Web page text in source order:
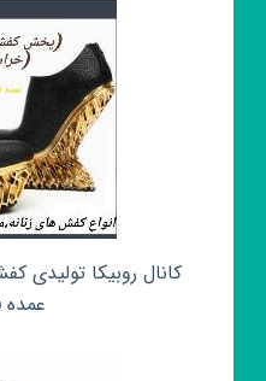
کانال روبیکا